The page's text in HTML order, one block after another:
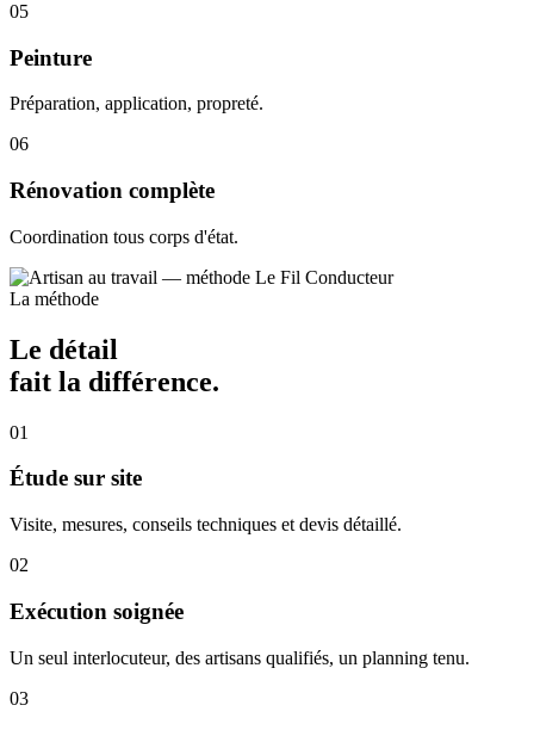
05
Peinture
Préparation, application, propreté.
06
Rénovation complète
Coordination tous corps d'état.
La méthode
Le détail
fait la différence.
01
Étude sur site
Visite, mesures, conseils techniques et devis détaillé.
02
Exécution soignée
Un seul interlocuteur, des artisans qualifiés, un planning tenu.
03